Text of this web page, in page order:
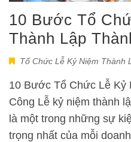
10 Bước Tổ
Thành Lập
Tổ Chức Lễ Kỷ Niệm Thành
10 Bước Tổ Chức Lễ Kỷ
Công Lễ kỷ niệm thành
là một trong những sự
trọng nhất của mỗi